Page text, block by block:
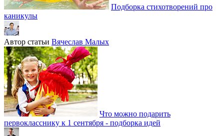
Подборка стихотворений про
каникулы
Автор статьи Вячеслав Малых
Что можно подарить
первокласснику к 1 сентября - подборка идей